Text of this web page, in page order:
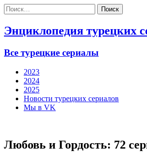
Найти:
Энциклопедия турецких
Все турецкие сериалы
2023
2024
2025
Новости турецких сериалов
Мы в VK
Любовь и Гордость: 72